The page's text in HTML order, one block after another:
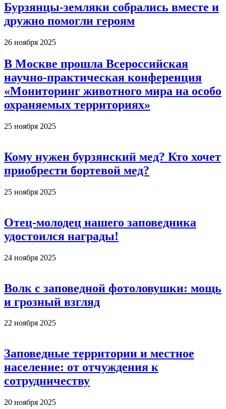
Бурзянцы-земляки собрались вместе и
дружно помогли героям
26 ноября 2025
В Москве прошла Всероссийская
научно-практическая конференция
«Мониторинг животного мира на особо
охраняемых территориях»
25 ноября 2025
Кому нужен бурзянский мед? Кто хочет
приобрести бортевой мед?
25 ноября 2025
Отец-молодец нашего заповедника
удостоился награды!
24 ноября 2025
Волк с заповедной фотоловушки: мощь
и грозный взгляд
22 ноября 2025
Заповедные территории и местное
население: от отчуждения к
сотрудничеству
20 ноября 2025